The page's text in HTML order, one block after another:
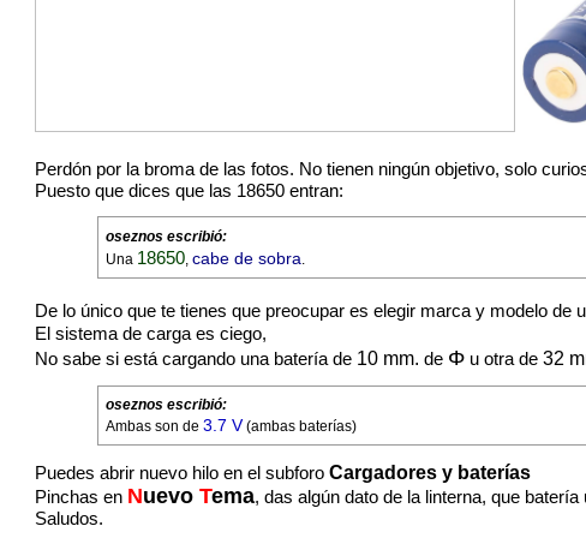
Perdón por la broma de las fotos. No tienen ningún objetivo, solo
Puesto que dices que las 18650 entran:
oseznosescribió:
Una 18650, cabe de sobra
De lo único que te tienes que preocupar es elegir marca y modelo de
El sistema de carga es ciego,
No sabe si está cargando una batería de 10 mm.de Φ u otra de32
oseznosescribió:
Ambas son de 3.7 V(ambas baterías)
Puedes abrir nuevo hilo en el subforoCargadores y baterías
Pinchas en NuevoTema, das algún dato de la linterna, que
Saludos.